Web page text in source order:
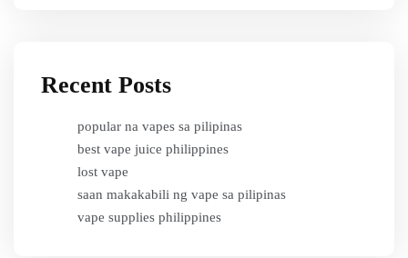
Recent Posts
popular na vapes sa pilipinas
best vape juice philippines
lost vape
saan makakabili ng vape sa pilipinas
vape supplies philippines